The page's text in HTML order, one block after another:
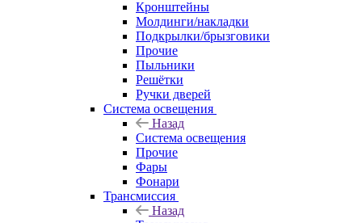
Кронштейны
Молдинги/накладки
Подкрылки/брызговики
Прочие
Пыльники
Решётки
Ручки дверей
Система освещения
Назад
Система освещения
Прочие
Фары
Фонари
Трансмиссия
Назад